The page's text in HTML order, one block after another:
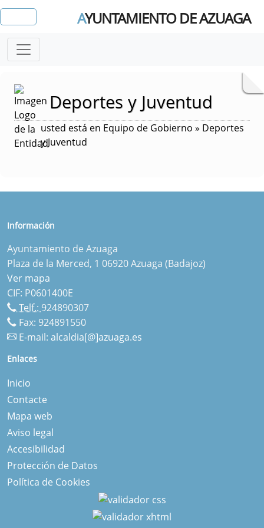
AYUNTAMIENTO DE AZUAGA
Deportes y Juventud
usted está en Equipo de Gobierno » Deportes
y Juventud
Información
Ayuntamiento de Azuaga
Plaza de la Merced, 1 06920 Azuaga (Badajoz)
Ver mapa
CIF: P0601400E
Telf.: 924890307
Fax: 924891550
E-mail: alcaldia[@]azuaga.es
Enlaces
Inicio
Contacte
Mapa web
Aviso legal
Accesibilidad
Protección de Datos
Política de Cookies